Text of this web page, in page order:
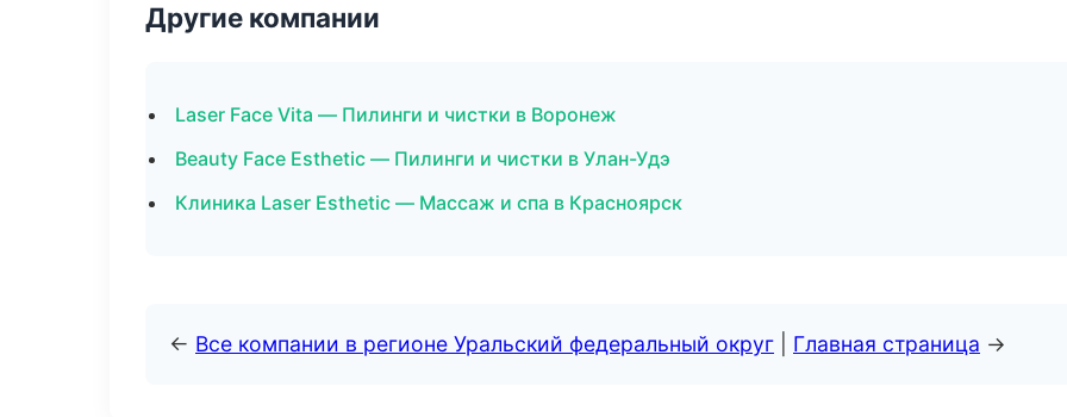
Другие компании
Laser Face Vita — Пилинги и чистки в Воронеж
Beauty Face Esthetic — Пилинги и чистки в Улан-Удэ
Клиника Laser Esthetic — Массаж и спа в Красноярск
← Все компании в регионе Уральский федеральный округ Главная страница →